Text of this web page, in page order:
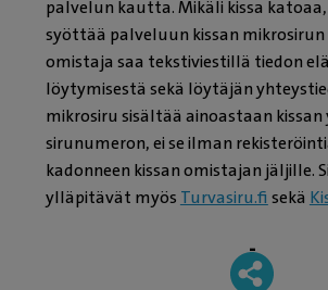
palvelun kautta. Mikäli kissa
syöttää palveluun kissan
omistaja saa tekstiviestillä tiedon
löytymisestä sekä löytäjän
mikrosiru sisältää ainoastaan kissan
sirunumeron, ei se ilman
kadonneen kissan omistajan jäljille.
ylläpitävät myös Turvasiru.fi sekä
-